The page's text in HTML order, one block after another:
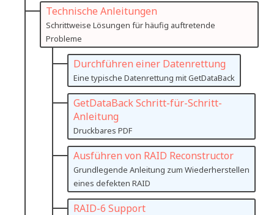
Technische Anleitungen
Schrittweise Lösungen für häufig auftretende
Probleme
Durchführen einer Datenrettung
Eine typische Datenrettung mit GetDataBack
GetDataBack Schritt-für-Schritt-
Anleitung
Druckbares PDF
Ausführen von RAID Reconstructor
Grundlegende Anleitung zum Wiederherstellen
eines defekten RAID
RAID-6 Support